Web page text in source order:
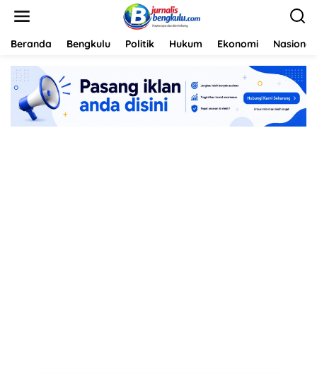
Beranda Bengkulu Politik Hukum Ekonomi Nasional